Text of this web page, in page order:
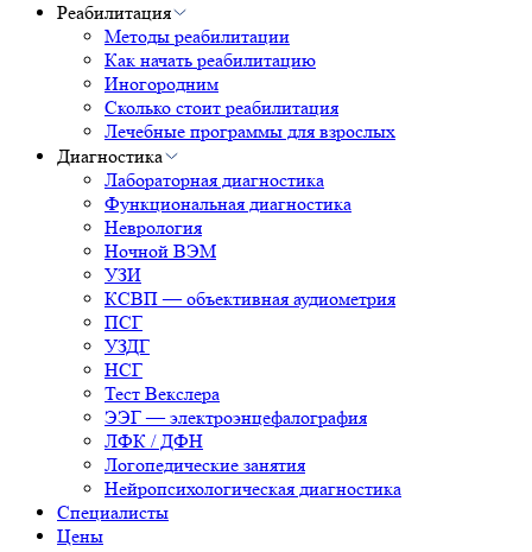
Реабилитация
Методы реабилитации
Как начать реабилитацию
Иногородним
Сколько стоит реабилитация
Лечебные программы для взрослых
Диагностика
Лабораторная диагностика
Функциональная диагностика
Неврология
Ночной ВЭМ
УЗИ
КСВП — объективная аудиометрия
ПСГ
УЗДГ
НСГ
Тест Векслера
ЭЭГ — электроэнцефалография
ЛФК / ДФН
Логопедические занятия
Нейропсихологическая диагностика
Специалисты
Цены